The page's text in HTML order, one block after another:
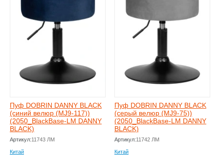
Пуф DOBRIN DANNY BLACK
(синий велюр (MJ9-117))
(2050_BlackBase-LM DANNY
BLACK)
Артикул:11743 ЛМ
Китай
Пуф DOBRIN DANNY BLACK
(серый велюр (MJ9-75))
(2050_BlackBase-LM DANNY
BLACK)
Артикул:11742 ЛМ
Китай